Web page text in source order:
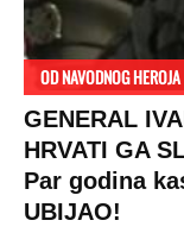
OD NAVODNOG
GENERAL
HRVATI GA
Par godina
UBIJAO!